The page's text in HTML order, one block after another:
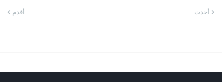
أحدث أقدم